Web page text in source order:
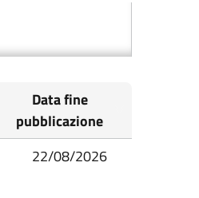
Data fine
pubblicazione
22/08/2026